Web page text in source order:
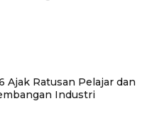
Ajak Ratusan Pelajar dan
Industri